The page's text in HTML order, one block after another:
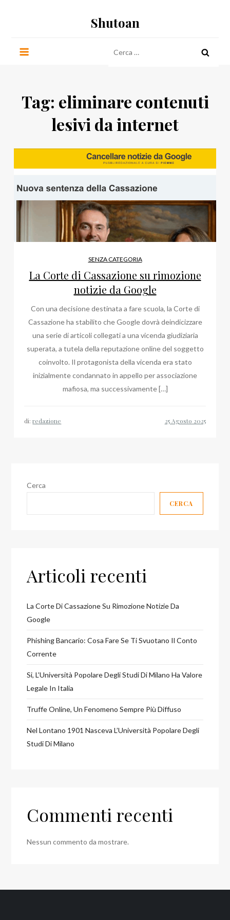
Shutoan
per:
Tag: eliminare contenuti
lesivi da internet
SENZA CATEGORIA
La Corte di Cassazione su rimozione
notizie da Google
Con una decisione destinata a fare scuola, la Corte di
Cassazione ha stabilito che Google dovrà deindicizzare
una serie di articoli collegati a una vicenda giudiziaria
superata, a tutela della reputazione online del soggetto
coinvolto. Il protagonista della vicenda era stato
inizialmente condannato in appello per associazione
mafiosa, ma successivamente […]
di:redazione
Cerca
CERCA
Articoli recenti
La Corte Di Cassazione Su Rimozione Notizie Da
Google
Phishing Bancario: Cosa Fare Se Ti Svuotano Il Conto
Corrente
Si, L’Università Popolare Degli Studi Di Milano Ha Valore
Legale In Italia
Truffe Online, Un Fenomeno Sempre Più Diffuso
Nel Lontano 1901 Nasceva L’Università Popolare Degli
Studi Di Milano
Commenti recenti
Nessun commento da mostrare.